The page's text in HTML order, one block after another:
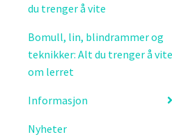
du trenger å vite
Bomull, lin, blindrammer og
teknikker: Alt du trenger å vite
om lerret
Informasjon
Nyheter